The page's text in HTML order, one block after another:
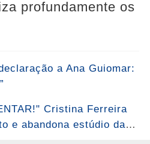
profundamente os
a Ana Guiomar:
Cristina Ferreira
e abandona estúdio da